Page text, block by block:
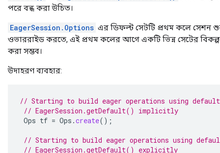
পরে বন্ধ করা উচিত।
EagerSession.Options এর ডিফল্ট সেটটি প্রথম কলে
ওভাররাইড করতে, এই প্রথম কলের আগে একটি ভিন্ন সেটের
করা সম্ভব।
উদাহরণ ব্যবহার:
// Starting to build eager operations using
// EagerSession.getDefault() implicitly
Ops tf = Ops .create();
// Starting to build eager operations using
// EagerSession.getDefault() explicitly